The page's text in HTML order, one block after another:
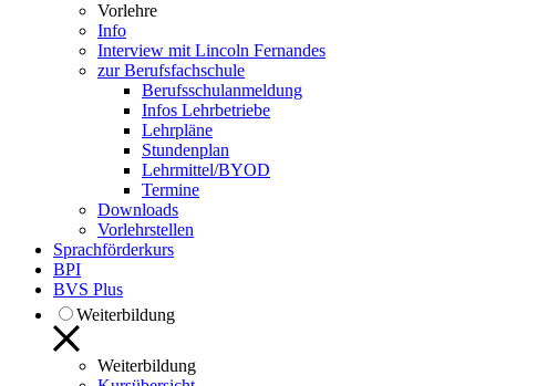
Vorlehre
Info
Interview mit Lincoln Fernandes
zur Berufsfachschule
Berufsschulanmeldung
Infos Lehrbetriebe
Lehrpläne
Stundenplan
Lehrmittel/BYOD
Termine
Downloads
Vorlehrstellen
Sprachförderkurs
BPI
BVS Plus
Weiterbildung
Weiterbildung